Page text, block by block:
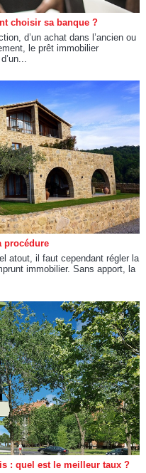
choisir sa banque ?
d’un achat dans l’ancien ou
le prêt immobilier
procédure
atout, il faut cependant régler la
immobilier. Sans apport, la
: quel est le meilleur taux ?